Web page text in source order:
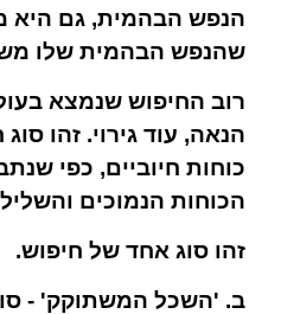
הנפש הבהמית, גם היא
שהנפש הבהמית שלו
רוב החיפוש שנמצא
הנאה, עוד גירוי. זהו
כוחות חיוביים, כפי
הכוחות הנמוכים
זהו סוג אחד של חיפוש.
ב. 'השכל המשתוקק' -